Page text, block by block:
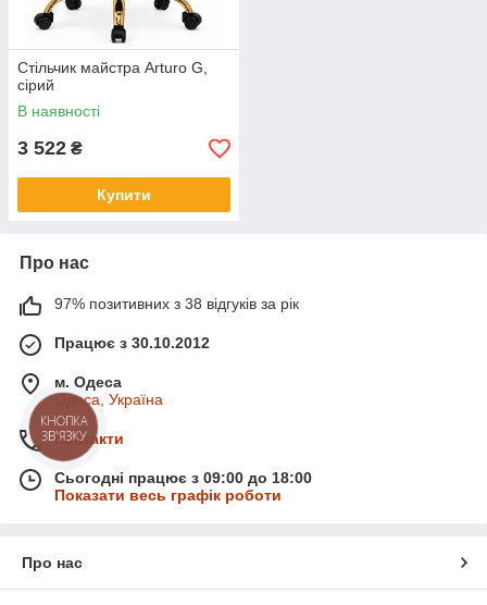
Стільчик майстра Arturo G,
сірий
В наявності
3 522 ₴
Купити
Про нас
97% позитивних з 38 відгуків за рік
Працює з 30.10.2012
м. Одеса
Одеса, Україна
Контакти
Сьогодні працює з 09:00 до 18:00
Показати весь графік роботи
Про нас
КНОПКА
ЗВ'ЯЗКУ